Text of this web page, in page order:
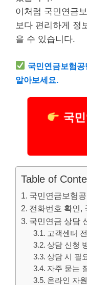
이처럼 국민연금
보다 편리하게 정
을 수 있습니다.
국민연금보험
알아보세요.
국
Table of
국민연금보험
전화번호 확인,
국민연금 상담
고객센터
상담 신청
상담 시 필
자주 묻는
온라인 자